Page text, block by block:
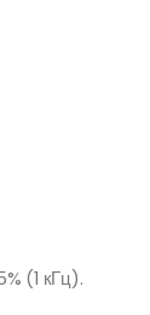
(1 кГц).